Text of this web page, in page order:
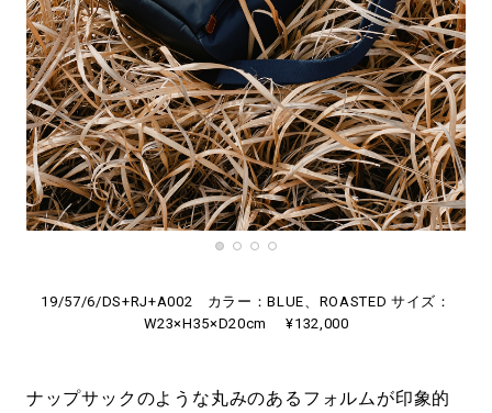
19/57/6/DS+RJ+A002 カラー：BLUE、ROASTED サイズ：
W23×H35×D20cm ¥132,000
ナップサックのような丸みのあるフォルムが印象的